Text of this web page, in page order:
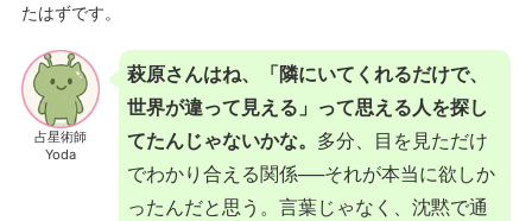
たはずです。
占星術師
Yoda
萩原さんはね、「隣にいてくれるだけで、
世界が違って見える」って思える人を探し
てたんじゃないかな。 多分、目を見ただけ
でわかり合える関係──それが本当に欲しか
ったんだと思う。言葉じゃなく、沈黙で通